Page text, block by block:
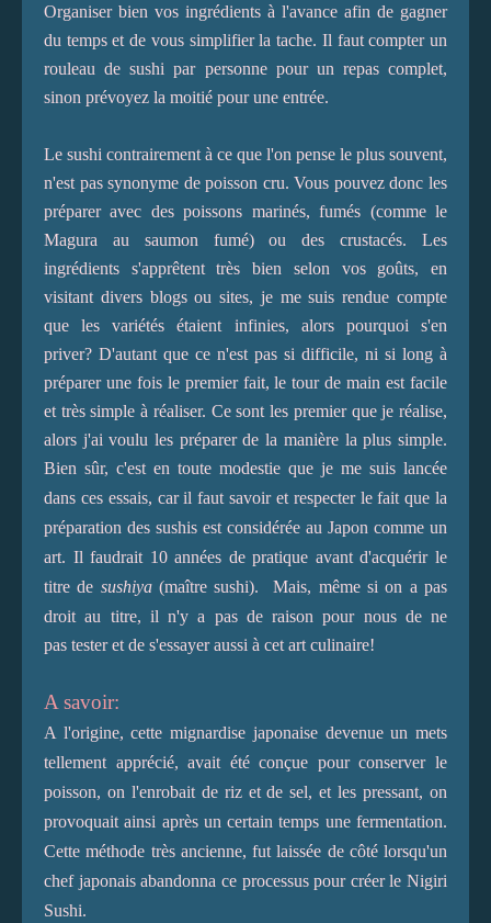
Organiser bien vos ingrédients à l'avance afin de gagner
du temps et de vous simplifier la tache. Il faut compter un
rouleau de sushi par personne pour un repas complet,
sinon prévoyez la moitié pour une entrée.
Le sushi contrairement à ce que l'on pense le plus souvent,
n'est pas synonyme de poisson cru. Vous pouvez donc les
préparer avec des poissons marinés, fumés (comme le
Magura au saumon fumé) ou des crustacés. Les
ingrédients s'apprêtent très bien selon vos goûts, en
visitant divers blogs ou sites, je me suis rendue compte
que les variétés étaient infinies, alors pourquoi s'en
priver? D'autant que ce n'est pas si difficile, ni si long à
préparer une fois le premier fait, le tour de main est facile
et très simple à réaliser. Ce sont les premier que je réalise,
alors j'ai voulu les préparer de la manière la plus simple.
Bien sûr, c'est en toute modestie que je me suis lancée
dans ces essais, car il faut savoir et respecter le fait que la
préparation des sushis est considérée au Japon comme un
art. Il faudrait 10 années de pratique avant d'acquérir le
titre de sushiya(maître sushi). Mais, même si on a pas
droit au titre, il n'y a pas de raison pour nous de ne
pas tester et de s'essayer aussi à cet art culinaire!
A savoir:
A l'origine, cette mignardise japonaise devenue un mets
tellement apprécié, avait été conçue pour conserver le
poisson, on l'enrobait de riz et de sel, et les pressant, on
provoquait ainsi après un certain temps une fermentation.
Cette méthode très ancienne, fut laissée de côté lorsqu'un
chef japonais abandonna ce processus pour créer le Nigiri
Sushi.